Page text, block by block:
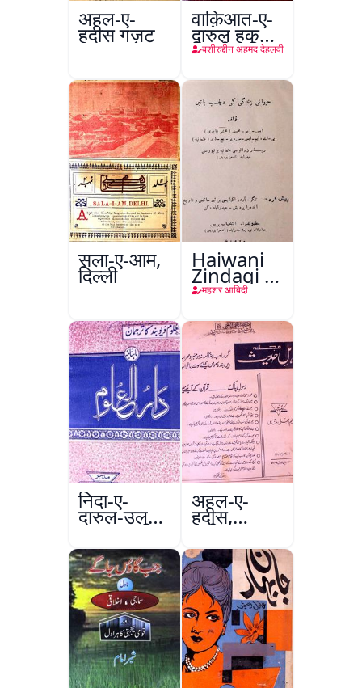
अहल-ए-
हदीस गज़ट
वाक़िआत-ए-
दारुल हुकूमत
दिल्ली
बशीरुद्दीन अहमद देहलवी
सला-ए-आम,
दिल्ली
Haiwani
Zindagi ki
Dilchasp
महशर आबिदी
निदा-ए-
दारुल-उलूम
वक्फ
अहल-ए-
हदीस,
फ़रीदाबाद